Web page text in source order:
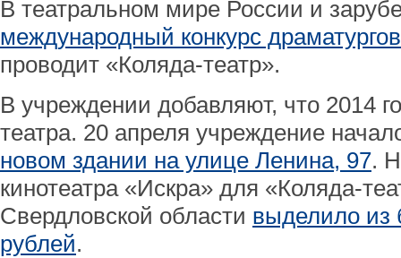
В театральном мире России и
международный конкурс
проводит «Коляда-театр».
В учреждении добавляют, что 2014
театра. 20 апреля учреждение
новом здании на улице Ленина, 97.
кинотеатра «Искра» для «Коляда-
Свердловской области выделило из
рублей.